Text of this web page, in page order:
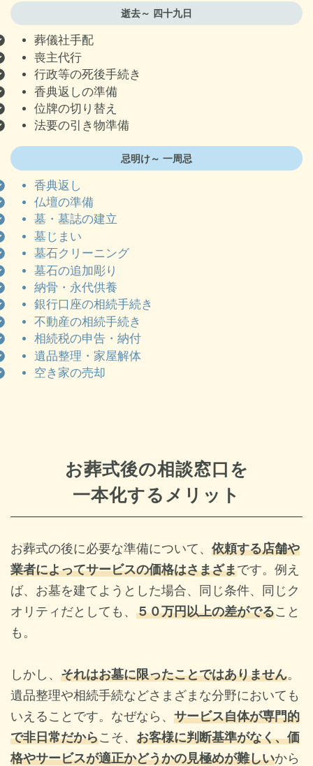
逝去～ 四十九日
葬儀社手配
喪主代行
行政等の死後手続き
香典返しの準備
位牌の切り替え
法要の引き物準備
忌明け～ 一周忌
香典返し
仏壇の準備
墓・墓誌の建立
墓じまい
墓石クリーニング
墓石の追加彫り
納骨・永代供養
銀行口座の相続手続き
不動産の相続手続き
相続税の申告・納付
遺品整理・家屋解体
空き家の売却
お葬式後の相談窓口を
一本化する メリット
お葬式の後に必要な準備について、 依頼する店舗や
業者によってサービスの価格はさまざまです。例え
ば、お墓を建てようとした場合、同じ条件、同じク
オリティだとしても、 ５０万円以上の差がでること
も。
しかし、 それはお墓に限ったことではありません。
遺品整理や相続手続などさまざまな分野においても
いえることです。なぜなら、 サービス自体が専門的
で非日常だからこそ、 お客様に判断基準がなく、価
格やサービスが適正かどうかの見極めが難しいから